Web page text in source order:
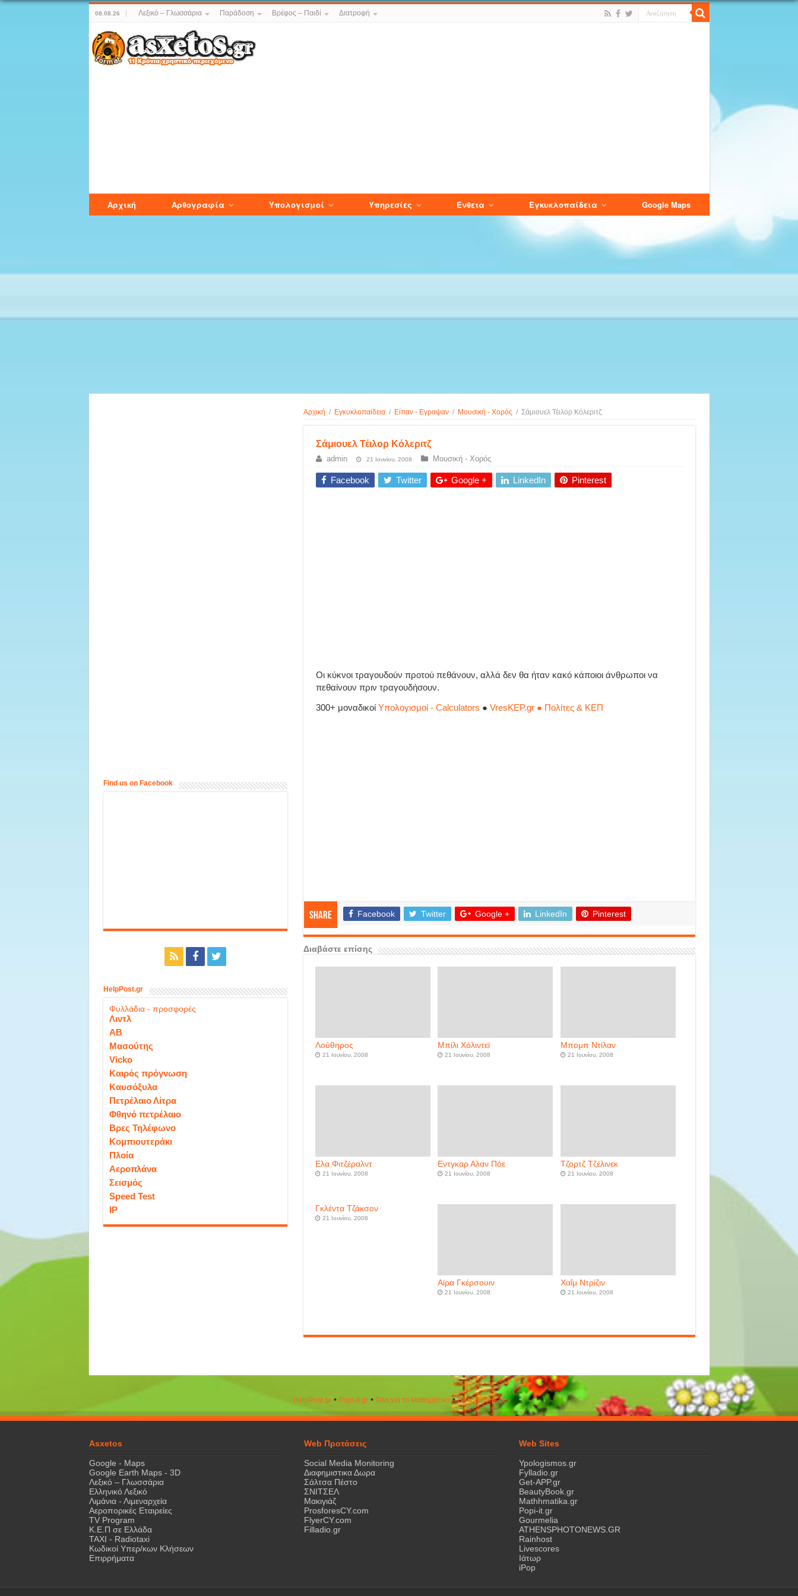
08.08.26 Λεξικό – Γλωσσάρια Παράδοση Βρέφος – Παιδί Διατροφή
Αρχική Αρθογραφία Υπολογισμοί Υπηρεσίες Ενθετα Εγκυκλοπαίδεια Google Maps
Αρχική / Εγκυκλοπαίδεια / Είπαν - Εγραψαν / Μουσική - Χορός / Σάμιουελ Τέιλορ Κόλεριτζ
Σάμιουελ Τέιλορ Κόλεριτζ
admin 21 Ιουνίου, 2008 Μουσική - Χορός
Facebook Twitter Google + LinkedIn Pinterest
Οι κύκνοι τραγουδούν προτού πεθάνουν, αλλά δεν θα ήταν κακό κάποιοι άνθρωποι να
πεθαίνουν πριν τραγουδήσουν.
300+ μοναδικοί Υπολογισμοί - Calculators ● VresKEP.gr ● Πολίτες & ΚΕΠ
Share Facebook Twitter Google + LinkedIn Pinterest
Διαβάστε επίσης
Λούθηρος
21 Ιουνίου, 2008
Μπίλι Χόλιντεϊ
21 Ιουνίου, 2008
Μπομπ Ντίλαν
21 Ιουνίου, 2008
Ελα Φιτζέραλντ
21 Ιουνίου, 2008
Εντγκαρ Αλαν Πόε
21 Ιουνίου, 2008
Τζορτζ Τζέλινεκ
21 Ιουνίου, 2008
Γκλέντα Τζάκσον
21 Ιουνίου, 2008
Αϊρα Γκέρσουιν
21 Ιουνίου, 2008
Χαΐμ Ντρίζιν
21 Ιουνίου, 2008
Find us on Facebook
HelpPost.gr
Φυλλάδια - προσφορές
Λιντλ
ΑΒ
Μασούτης
Vicko
Καιρός πρόγνωση
Καυσόξυλα
Πετρέλαιο Λίτρα
Φθηνό πετρέλαιο
Βρες Τηλέφωνο
Κομπιουτεράκι
Πλοία
Αεροπλάνα
Σεισμός
Speed Test
IP
HelpPost.gr• Popi-it.gr•Όλα για τα Μαθηματικά•ΒeautyΒook.gr
Asxetos
Google - Maps
Google Earth Maps - 3D
Λεξικό – Γλωσσάρια
Ελληνικό Λεξικό
Λιμάνια - Λιμεναρχεία
Αεροπορικές Εταιρείες
TV Program
Κ.Ε.Π σε Ελλάδα
ΤΑΧΙ - Radiotaxi
Κωδικοί Υπερ/κων Κλήσεων
Επιρρήματα
Web Προτάσεις
Social Media Monitoring
Διαφημιστικα Δωρα
Σάλτσα Πέστο
ΣΝΙΤΣΕΛ
Μακιγιάζ
ProsforesCY.com
FlyerCY.com
Filladio.gr
Web Sites
Ypologismos.gr
Fylladio.gr
Get-APP.gr
BeautyBook.gr
Mathhmatika.gr
Popi-it.gr
Gourmelia
ATHENSPHOTONEWS.GR
Rainhost
Livescores
Ιάτωρ
iPop